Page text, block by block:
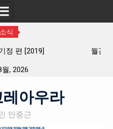
식
관순열사 편 2019년 03월
월, 2026
아우라
안중근